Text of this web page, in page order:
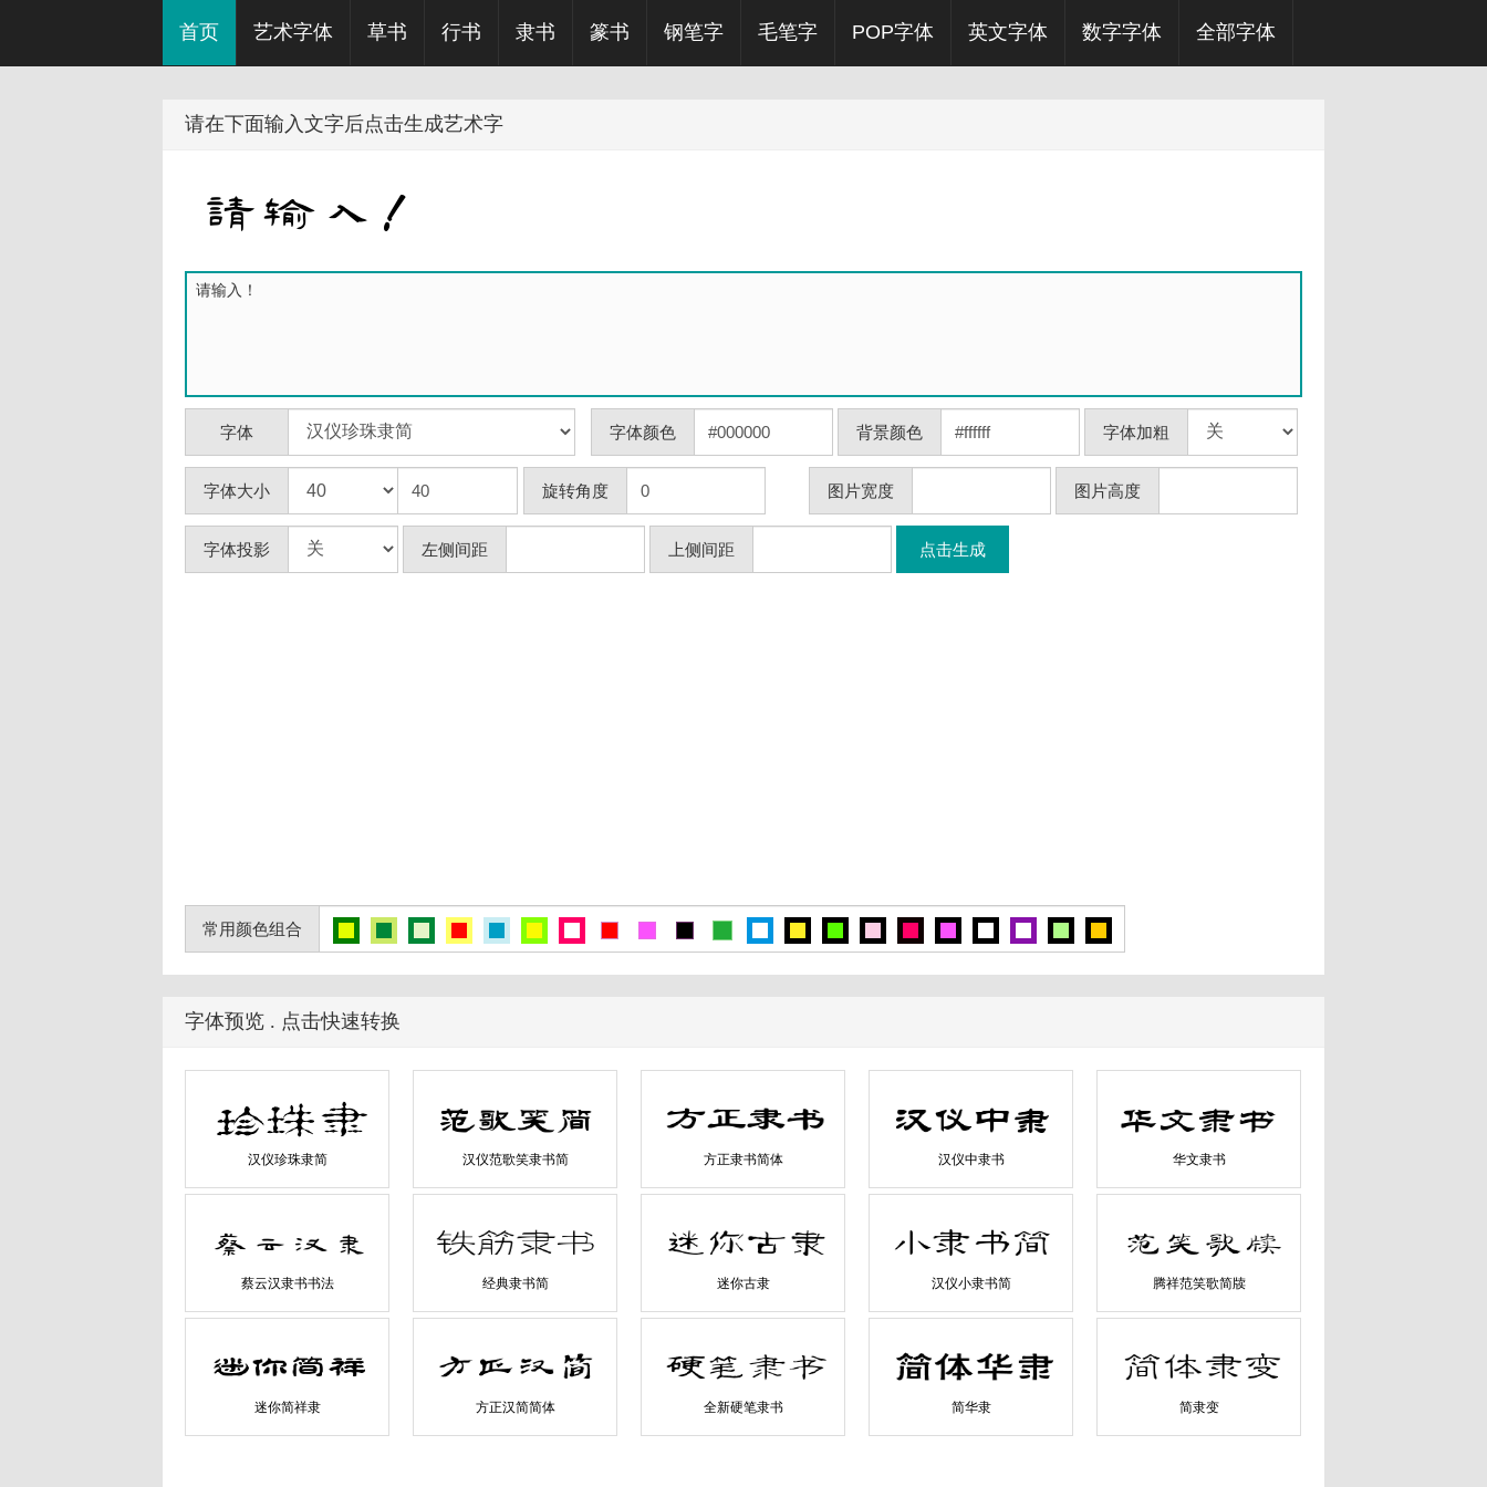
首页 艺术字体 草书 行书 隶书 篆书 钢笔字 毛笔字 POP字体 英文字体 数字字体 全部字体
请在下面输入文字后点击生成艺术字
字体 字体颜色 背景颜色 字体加粗
字体大小 旋转角度 图片宽度 图片高度
字体投影 左侧间距 上侧间距 点击生成
常用颜色组合
字体预览 . 点击快速转换
汉仪珍珠隶简 汉仪范歌笑隶书简 方正隶书简体 汉仪中隶书 华文隶书
蔡云汉隶书书法 经典隶书简 迷你古隶 汉仪小隶书简 腾祥范笑歌简牍
迷你简祥隶 方正汉简简体 全新硬笔隶书 简华隶 简隶变